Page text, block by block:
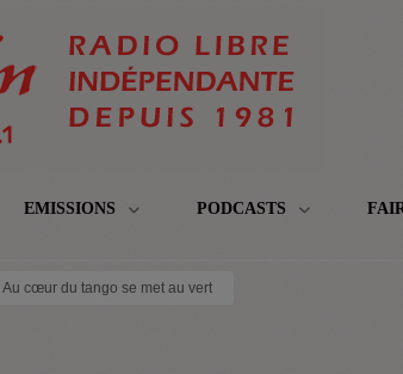
EMISSIONS PODCASTS
Au cœur du tango se met au vert